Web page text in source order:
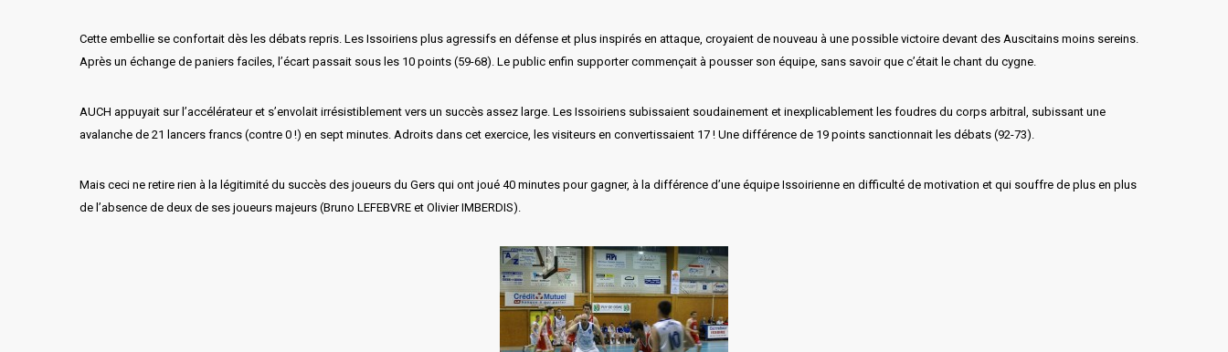
Cette embellie se confortait dès les débats repris. Les Issoiriens plus agressifs en défense et plus inspirés en attaque, croyaient de nouveau à une possible victoire devant des Auscitains moins sereins.
Après un échange de paniers faciles, l’écart passait sous les 10 points (59-68). Le public enfin supporter commençait à pousser son équipe, sans savoir que c’était le chant du cygne.
AUCH appuyait sur l’accélérateur et s’envolait irrésistiblement vers un succès assez large. Les Issoiriens subissaient soudainement et inexplicablement les foudres du corps arbitral, subissant une
avalanche de 21 lancers francs (contre 0 !) en sept minutes. Adroits dans cet exercice, les visiteurs en convertissaient 17 ! Une différence de 19 points sanctionnait les débats (92-73).
Mais ceci ne retire rien à la légitimité du succès des joueurs du Gers qui ont joué 40 minutes pour gagner, à la différence d’une équipe Issoirienne en difficulté de motivation et qui souffre de plus en plus
de l’absence de deux de ses joueurs majeurs (Bruno LEFEBVRE et Olivier IMBERDIS).